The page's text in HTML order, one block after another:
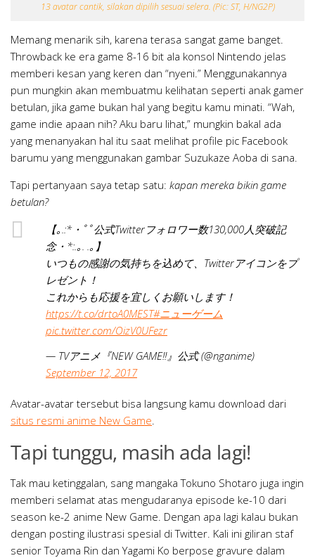
13 avatar cantik, silakan dipilih sesuai selera. (Pic: ST, H/NG2P)
Memang menarik sih, karena terasa sangat game banget.
Throwback ke era game 8-16 bit ala konsol Nintendo jelas
memberi kesan yang keren dan “nyeni.” Menggunakannya
pun mungkin akan membuatmu kelihatan seperti anak gamer
betulan, jika game bukan hal yang begitu kamu minati. “Wah,
game indie apaan nih? Aku baru lihat,” mungkin bakal ada
yang menanyakan hal itu saat melihat profile pic Facebook
barumu yang menggunakan gambar Suzukaze Aoba di sana.
Tapi pertanyaan saya tetap satu: kapan mereka bikin game
betulan?
【｡.:*・ﾟﾟ公式Twitterフォロワー数130,000人突破記
念・*:.｡. .｡】
いつもの感謝の気持ちを込めて、Twitterアイコンをプ
レゼント！
これからも応援を宜しくお願いします！
https://t.co/drtoA0MEST#ニューゲーム
pic.twitter.com/OizV0UFezr
— TVアニメ『NEW GAME!!』公式 (@nganime)
September 12, 2017
Avatar-avatar tersebut bisa langsung kamu download dari
situs resmi anime New Game
Tapi tunggu, masih ada lagi!
Tak mau ketinggalan, sang mangaka Tokuno Shotaro juga ingin
memberi selamat atas mengudaranya episode ke-10 dari
season ke-2 anime New Game. Dengan apa lagi kalau bukan
dengan posting ilustrasi spesial di Twitter. Kali ini giliran staf
senior Toyama Rin dan Yagami Ko berpose gravure dalam